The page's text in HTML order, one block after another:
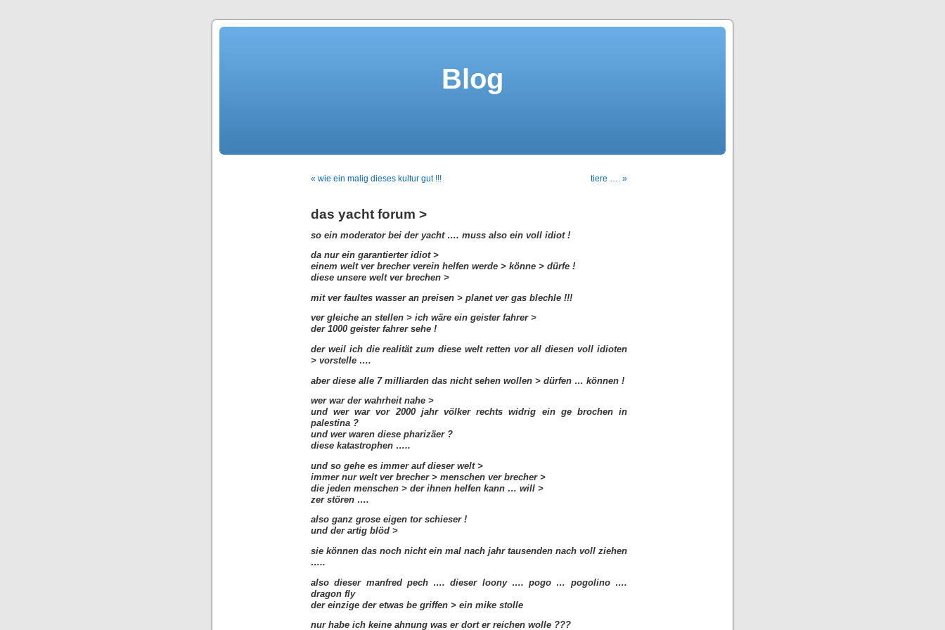
Blog
« wie ein malig dieses kultur gut !!! tiere …. »
das yacht forum >
so ein moderator bei der yacht …. muss also ein voll idiot !
da nur ein garantierter idiot >
einem welt ver brecher verein helfen werde > könne > dürfe !
diese unsere welt ver brechen >
mit ver faultes wasser an preisen > planet ver gas blechle !!!
ver gleiche an stellen > ich wäre ein geister fahrer >
der 1000 geister fahrer sehe !
der weil ich die realität zum diese welt retten vor all diesen voll idioten
> vorstelle ….
aber diese alle 7 milliarden das nicht sehen wollen > dürfen … können !
wer war der wahrheit nahe >
und wer war vor 2000 jahr völker rechts widrig ein ge brochen in
palestina ?
und wer waren diese pharizäer ?
diese katastrophen …..
und so gehe es immer auf dieser welt >
immer nur welt ver brecher > menschen ver brecher >
die jeden menschen > der ihnen helfen kann … will >
zer stören ….
also ganz grose eigen tor schieser !
und der artig blöd >
sie können das noch nicht ein mal nach jahr tausenden nach voll ziehen
…..
also dieser manfred pech …. dieser loony …. pogo … pogolino ….
dragon fly
der einzige der etwas be griffen > ein mike stolle
nur habe ich keine ahnung was er dort er reichen wolle ???